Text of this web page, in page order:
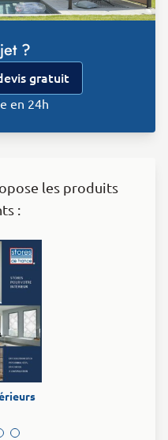
?
gratuit
en 24h
les produits
: